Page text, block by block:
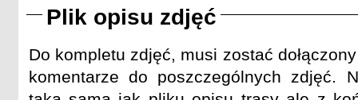
Plik opisu zdjęć
Do kompletu zdjęć, musi zostać
komentarze do poszczególnych zdjęć.